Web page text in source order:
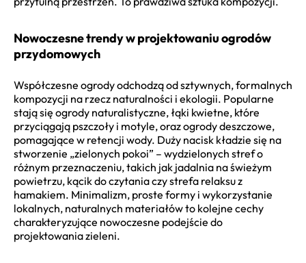
Nowoczesne trendy w projektowaniu ogrodów
przydomowych
Współczesne ogrody odchodzą od sztywnych, formalnych
kompozycji na rzecz naturalności i ekologii. Popularne
stają się ogrody naturalistyczne, łąki kwietne, które
przyciągają pszczoły i motyle, oraz ogrody deszczowe,
pomagające w retencji wody. Duży nacisk kładzie się na
stworzenie „zielonych pokoi” – wydzielonych stref o
różnym przeznaczeniu, takich jak jadalnia na świeżym
powietrzu, kącik do czytania czy strefa relaksu z
hamakiem. Minimalizm, proste formy i wykorzystanie
lokalnych, naturalnych materiałów to kolejne cechy
charakteryzujące nowoczesne podejście do
projektowania zieleni.